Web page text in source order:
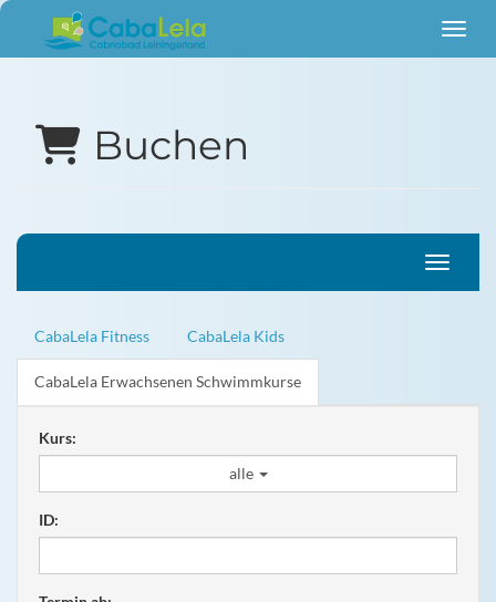
Menü
Buchen
CabaLela Fitness CabaLela Kids
CabaLela Erwachsenen Schwimmkurse
Kurs:
alle
ID: